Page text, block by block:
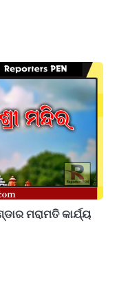
ମରାମତି କାର୍ଯ୍ୟ